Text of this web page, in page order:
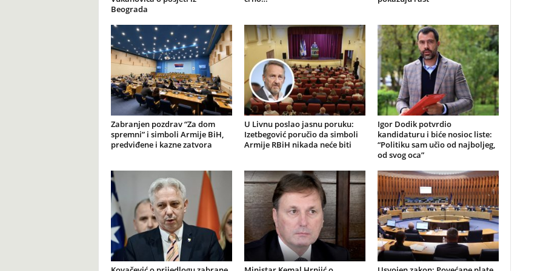
Beograda
Zabranjen pozdrav “Za dom
spremni” i simboli Armije BiH,
predviđene i kazne zatvora
U Livnu poslao jasnu poruku:
Izetbegović poručio da simboli
Armije RBiH nikada neće biti
Igor Dodik potvrdio
kandidaturu i biće nosioc liste:
“Politiku sam učio od najboljeg,
od svog oca”